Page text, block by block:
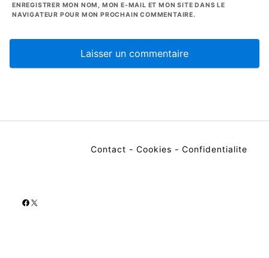
ENREGISTRER MON NOM, MON E-MAIL ET MON SITE DANS LE
NAVIGATEUR POUR MON PROCHAIN COMMENTAIRE.
Contact - Cookies - Confidentialite
Facebook
X